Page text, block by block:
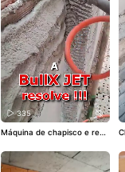
335
Máquina de chapisco e rebo
https://bullx.com.br ou entr
e em contato: (43) 99601-6